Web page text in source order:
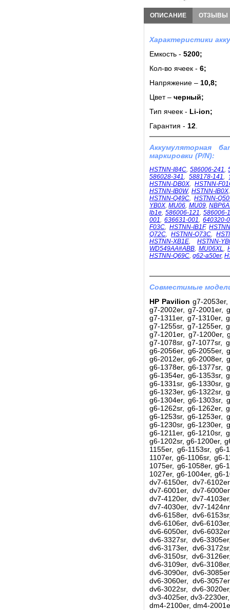
ОПИСАНИЕ ОТЗЫВЫ
Характеристики
Емкость - 5200;
Кол-во ячеек - 6;
Напряжение – 10,8;
Цвет – черный;
Тип ячеек - Li-ion;
Гарантия - 12
Аккумуляторная
маркировки (P/N):
HSTNN-I84C,586006-241,
586028-341,588178-141,
HSTNN-DB0X,HSTNN-
HSTNN-IB0W, HSTNN-IB0X
HSTNN-Q49C,HSTNN-
YB0X,MU06, MU09,
lb1e, 586006-121, 586006-
001,636631-001,640320-
F03C, HSTNN-IB1F,
Q72C,HSTNN-Q73C,
HSTNN-XB1E, HSTNN-
WD549AA#ABB, MU06XL,
HSTNN-Q69C, g62-a50er,
Совместимые
HP Pavilion g7-
g7-2002er, g7-2001er,
g7-1311er, g7-1310er,
g7-1255sr, g7-1255er,
g7-1201er, g7-1200er,
g7-1078sr, g7-1077sr,
g6-2056er, g6-2055er,
g6-2012er, g6-2008er,
g6-1378er, g6-1377sr,
g6-1354er, g6-1353sr,
g6-1331sr, g6-1330sr,
g6-1323er, g6-1322sr,
g6-1304er, g6-1303sr,
g6-1262sr, g6-1262er,
g6-1253sr, g6-1253er,
g6-1230sr, g6-1230er,
g6-1211er, g6-1210sr,
g6-1202sr, g6-1200er,
1155er, g6-1153sr, g6-
1107er, g6-1106sr, g6-
1075er, g6-1058er, g6-
1027er, g6-1004er, g6-
dv7-6150er, dv7-
dv7-6001er, dv7-
dv7-4120er, dv7-
dv7-4030er, dv7-
dv6-6158er, dv6-
dv6-6106er, dv6-
dv6-6050er, dv6-
dv6-3327sr, dv6-
dv6-3173er, dv6-
dv6-3150sr, dv6-
dv6-3109er, dv6-
dv6-3090er, dv6-
dv6-3060er, dv6-
dv6-3022sr, dv6-
dv3-4025er, dv3-
dm4-2100er, dm4-